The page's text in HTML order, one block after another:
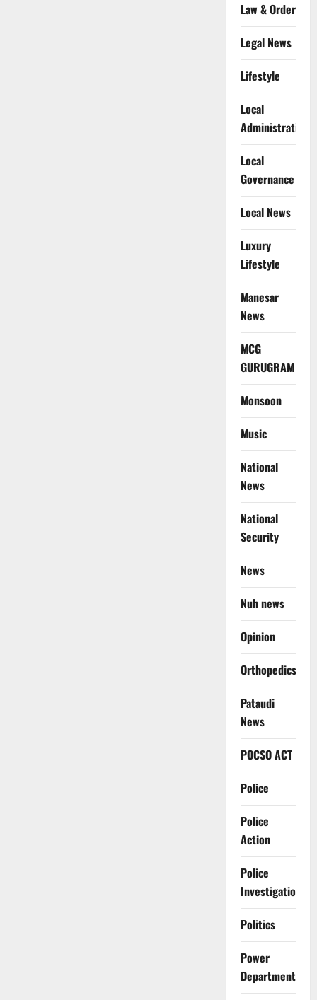
Law & Order
Legal News
Lifestyle
Local
Administration
Local
Governance
Local News
Luxury
Lifestyle
Manesar
News
MCG
GURUGRAM
Monsoon
Music
National
News
National
Security
News
Nuh news
Opinion
Orthopedics
Pataudi
News
POCSO ACT
Police
Police
Action
Police
Investigation
Politics
Power
Department